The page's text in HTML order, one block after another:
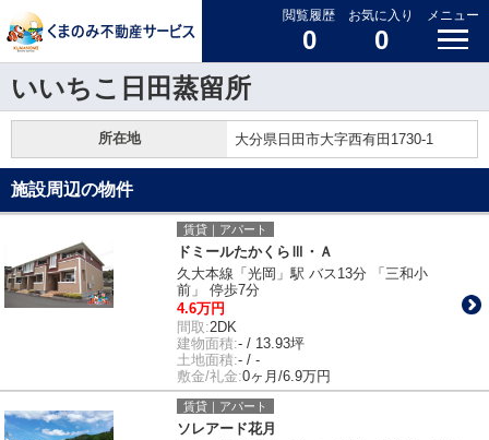
閲覧履歴
0
お気に入り
0
メニュー
いいちこ日田蒸留所
所在地 大分県日田市大字西有田1730-1
施設周辺の物件
賃貸｜アパート
ドミールたかくらⅢ・Ａ
久大本線「光岡」駅 バス13分 「三和小
前」 停歩7分
4.6万円
間取:2DK
建物面積:- / 13.93坪
土地面積:- / -
敷金/礼金:0ヶ月/6.9万円
賃貸｜アパート
ソレアード花月